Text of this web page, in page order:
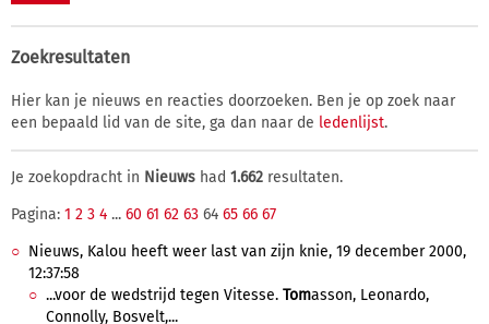
Zoekresultaten
Hier kan je nieuws en reacties doorzoeken. Ben je op zoek naar
een bepaald lid van de site, ga dan naar de ledenlijst.
Je zoekopdracht in Nieuws had 1.662 resultaten.
Pagina: 1 2 3 4 ... 60 61 62 63 64 65 66 67
Nieuws, Kalou heeft weer last van zijn knie, 19 december 2000,
12:37:58
...voor de wedstrijd tegen Vitesse. Tomasson, Leonardo,
Connolly, Bosvelt,...